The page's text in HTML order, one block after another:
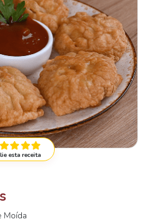
esta receita
Moída